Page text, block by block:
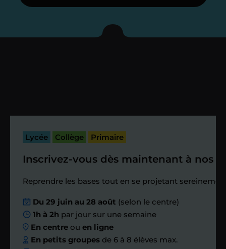
Je vous présente votre
enseignant sous 72
passé.
Étape 4
Nous planifions
ensemble des
échanges réguliers
Lycée Collège Primaire
Inscrivez-vous dès maintenant à nos
Reprendre les bases tout en se projetant
Du 29 juin au 28 août (selon le centre)
1h à 2h par jour sur une semaine
En centre ouen ligne
En petits groupes de 6 à 8 élèves max.